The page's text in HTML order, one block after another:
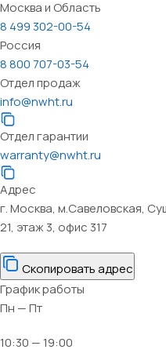
Москва и Область
8 499 302-00-54
Россия
8 800 707-03-54
Отдел продаж
info@nwht.ru
Отдел гарантии
warranty@nwht.ru
Адрес
г. Москва, м.Савеловская,
21, этаж 3, офис 317
Скопировать адрес
График работы
Пн — Пт
10:30 — 19:00